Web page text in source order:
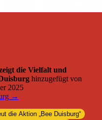
die Vielfalt und
hinzugefügt von
2025
→
die Aktion „Bee Duisburg“